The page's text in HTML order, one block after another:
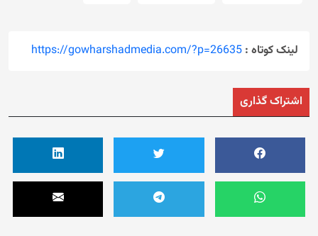
لینک کوتاه : https://gowharshadmedia.com/?p=26635
اشتراک گذاری